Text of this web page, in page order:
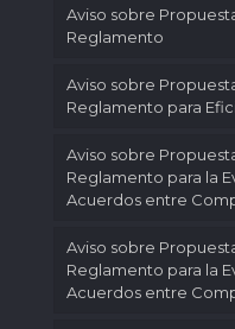
Aviso sobre
Reglamento
Aviso sobre
Reglamento para
Aviso sobre
Reglamento para la
Acuerdos entre
Aviso sobre
Reglamento para la
Acuerdos entre